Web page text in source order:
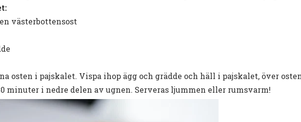
västerbottensost
osten i pajskalet. Vispa ihop ägg och grädde och häll i pajskalet, över
minuter i nedre delen av ugnen. Serveras ljummen eller rumsvarm!